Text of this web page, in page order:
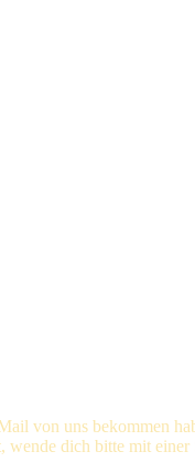
von uns bekommen
dich bitte mit